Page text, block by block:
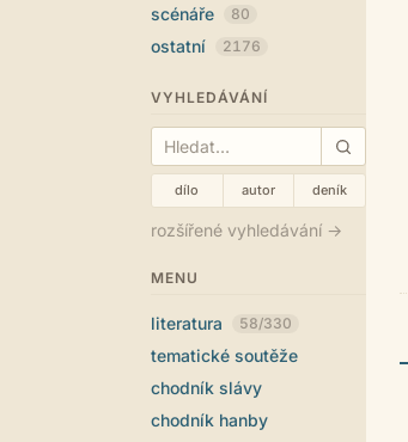
scénáře 80
ostatní 2176
VYHLEDÁVÁNÍ
dílo autor deník
rozšířené vyhledávání →
MENU
literatura 58/330
tematické soutěže
chodník slávy
chodník hanby